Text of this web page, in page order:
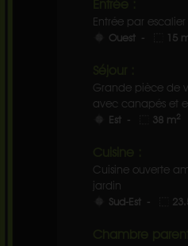
Entrée par
Ouest -
15
Grande pièce de
avec canapés et
Est -
38 m2
Cuisine ouverte
jardin
Sud-Est -